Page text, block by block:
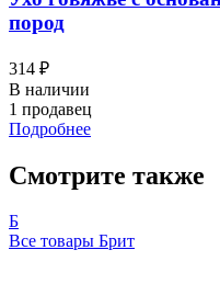
пород
314 ₽
В наличии
1 продавец
Подробнее
Смотрите также
Б
Все товары Брит